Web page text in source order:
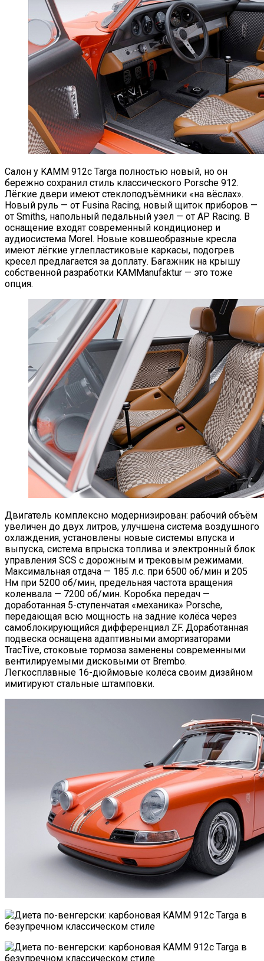
Салон у KAMM 912c Targa полностью новый, но он
бережно сохранил стиль классического Porsche 912.
Лёгкие двери имеют стеклоподъёмники «на вёслах».
Новый руль — от Fusina Racing, новый щиток приборов —
от Smiths, напольный педальный узел — от AP Racing. В
оснащение входят современный кондиционер и
аудиосистема Morel. Новые ковшеобразные кресла
имеют лёгкие углепластиковые каркасы, подогрев
кресел предлагается за доплату. Багажник на крышу
собственной разработки KAMManufaktur — это тоже
опция.
Двигатель комплексно модернизирован: рабочий объём
увеличен до двух литров, улучшена система воздушного
охлаждения, установлены новые системы впуска и
выпуска, система впрыска топлива и электронный блок
управления SCS с дорожным и трековым режимами.
Максимальная отдача — 185 л.с. при 6500 об/мин и 205
Нм при 5200 об/мин, предельная частота вращения
коленвала — 7200 об/мин. Коробка передач —
доработанная 5-ступенчатая «механика» Porsche,
передающая всю мощность на задние колёса через
самоблокирующийся дифференциал ZF. Доработанная
подвеска оснащена адаптивными амортизаторами
TracTive, стоковые тормоза заменены современными
вентилируемыми дисковыми от Brembo.
Легкосплавные 16-дюймовые колёса своим дизайном
имитируют стальные штамповки.